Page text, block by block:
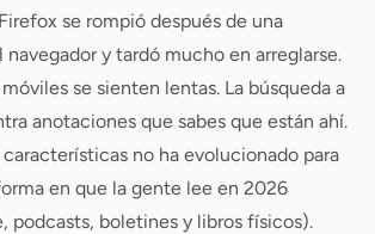
se rompió después de una
y tardó mucho en arreglarse.
se sienten lentas. La búsqueda a
anotaciones que sabes que están ahí.
no ha evolucionado para
en que la gente lee en 2026
podcasts, boletines y libros físicos).